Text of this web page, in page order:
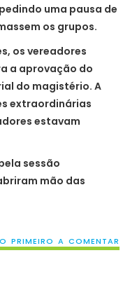
uma pausa de
os grupos.
os vereadores
a aprovação do
do magistério. A
extraordinárias
estavam
sessão
mão das
PRIMEIRO A COMENTAR